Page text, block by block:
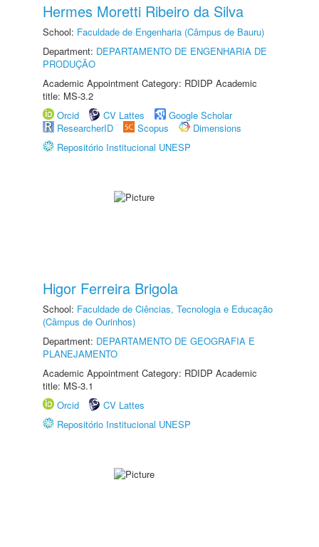
Hermes Moretti Ribeiro da Silva
School: Faculdade de Engenharia (Câmpus de Bauru)
Department: DEPARTAMENTO DE ENGENHARIA DE
PRODUÇÃO
Academic Appointment Category: RDIDP Academic
title: MS-3.2
Orcid
CV Lattes
Google Scholar
ResearcherID
Scopus
Dimensions
Repositório Institucional UNESP
Higor Ferreira Brigola
School: Faculdade de Ciências, Tecnologia e Educação
(Câmpus de Ourinhos)
Department: DEPARTAMENTO DE GEOGRAFIA E
PLANEJAMENTO
Academic Appointment Category: RDIDP Academic
title: MS-3.1
Orcid
CV Lattes
Repositório Institucional UNESP